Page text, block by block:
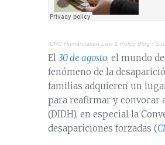
ICRC Humanitarian Law & Policy Blog ·
El 30 de agosto, el mundo
fenómeno de la
familias adquieren un
para reafirmar y convocar
(DIDH), en especial la
desapariciones forzadas (